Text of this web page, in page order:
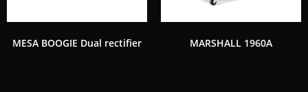
MESA BOOGIE Dual rectifier MARSHALL 1960A